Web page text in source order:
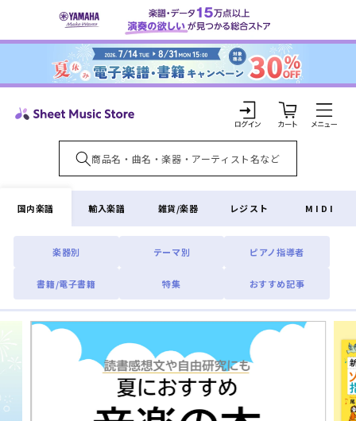
ンツに
ロ
グ
イ
ン
カ
ー
ト
国内楽譜
楽器別 テーマ別 ピアノ指導者
書籍/電子書籍 特集 おすすめ記事
輸入楽譜 雑貨/楽器 レジスト MIDI